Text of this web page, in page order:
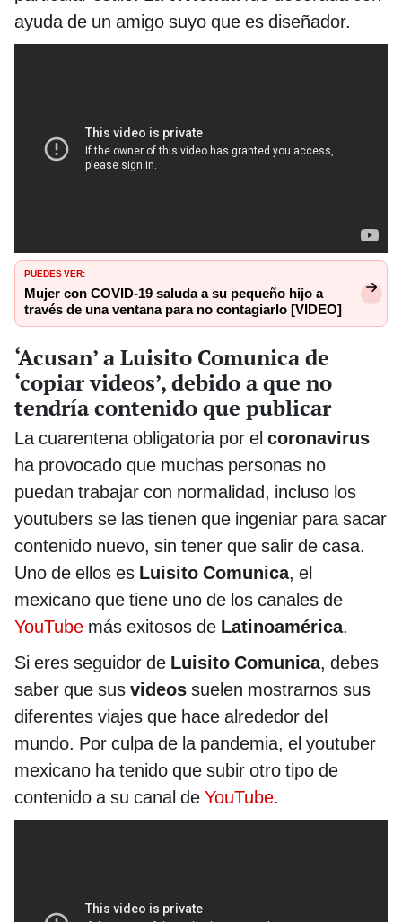
ayuda de un amigo suyo que es diseñador.
PUEDES VER:
Mujer con COVID-19 saluda a su pequeño hijo a
través de una ventana para no contagiarlo [VIDEO]
‘Acusan’ a Luisito Comunica de
‘copiar videos’, debido a que no
tendría contenido que publicar
La cuarentena obligatoria por el coronavirus
ha provocado que muchas personas no
puedan trabajar con normalidad, incluso los
youtubers se las tienen que ingeniar para sacar
contenido nuevo, sin tener que salir de casa.
Uno de ellos es Luisito Comunica, el
mexicano que tiene uno de los canales de
YouTube más exitosos de Latinoamérica.
Si eres seguidor de Luisito Comunica, debes
saber que sus videos suelen mostrarnos sus
diferentes viajes que hace alrededor del
mundo. Por culpa de la pandemia, el youtuber
mexicano ha tenido que subir otro tipo de
contenido a su canal de YouTube.